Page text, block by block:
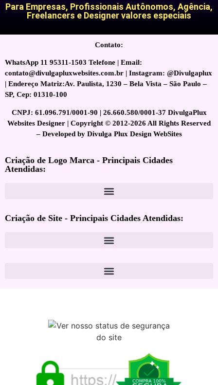
Para Empresas, Profissionais Autônomos, Agência,
Freelancers e Designer valores especiais
Contato:
WhatsApp 11 95311-1503 Telefone | Email:
contato@divulgapluxwebsites.com.br | Instagram: @Divulgaplux
| Endereço Matriz:Av. Paulista, 1230 – Bela Vista – São Paulo –
SP, Cep: 01310-100
CNPJ: 61.096.791/0001-90 | 26.660.580/0001-37 DivulgaPlux
Websites Designer | Copyright © 2012-2026 All Rights Reserved
– Developed by Divulga Plux Design WebSites
Criação de Logo Marca - Principais Cidades
Atendidas:
Criação de Site - Principais Cidades Atendidas: